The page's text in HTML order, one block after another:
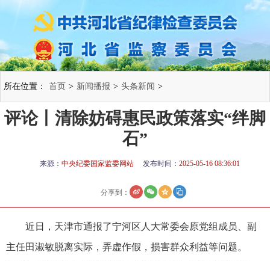
所在位置： 首页 > 新闻播报 > 头条新闻 >
评论丨清除妨碍惠民政策落实“绊脚
石”
来源： 中央纪委国家监委网站 发布时间： 2025-05-16 08:36:01
分享到：
近日，天津市通报了宁河区人大常委会原党组成员、副
主任田淑敏脱离实际，弄虚作假，损害群众利益等问题。